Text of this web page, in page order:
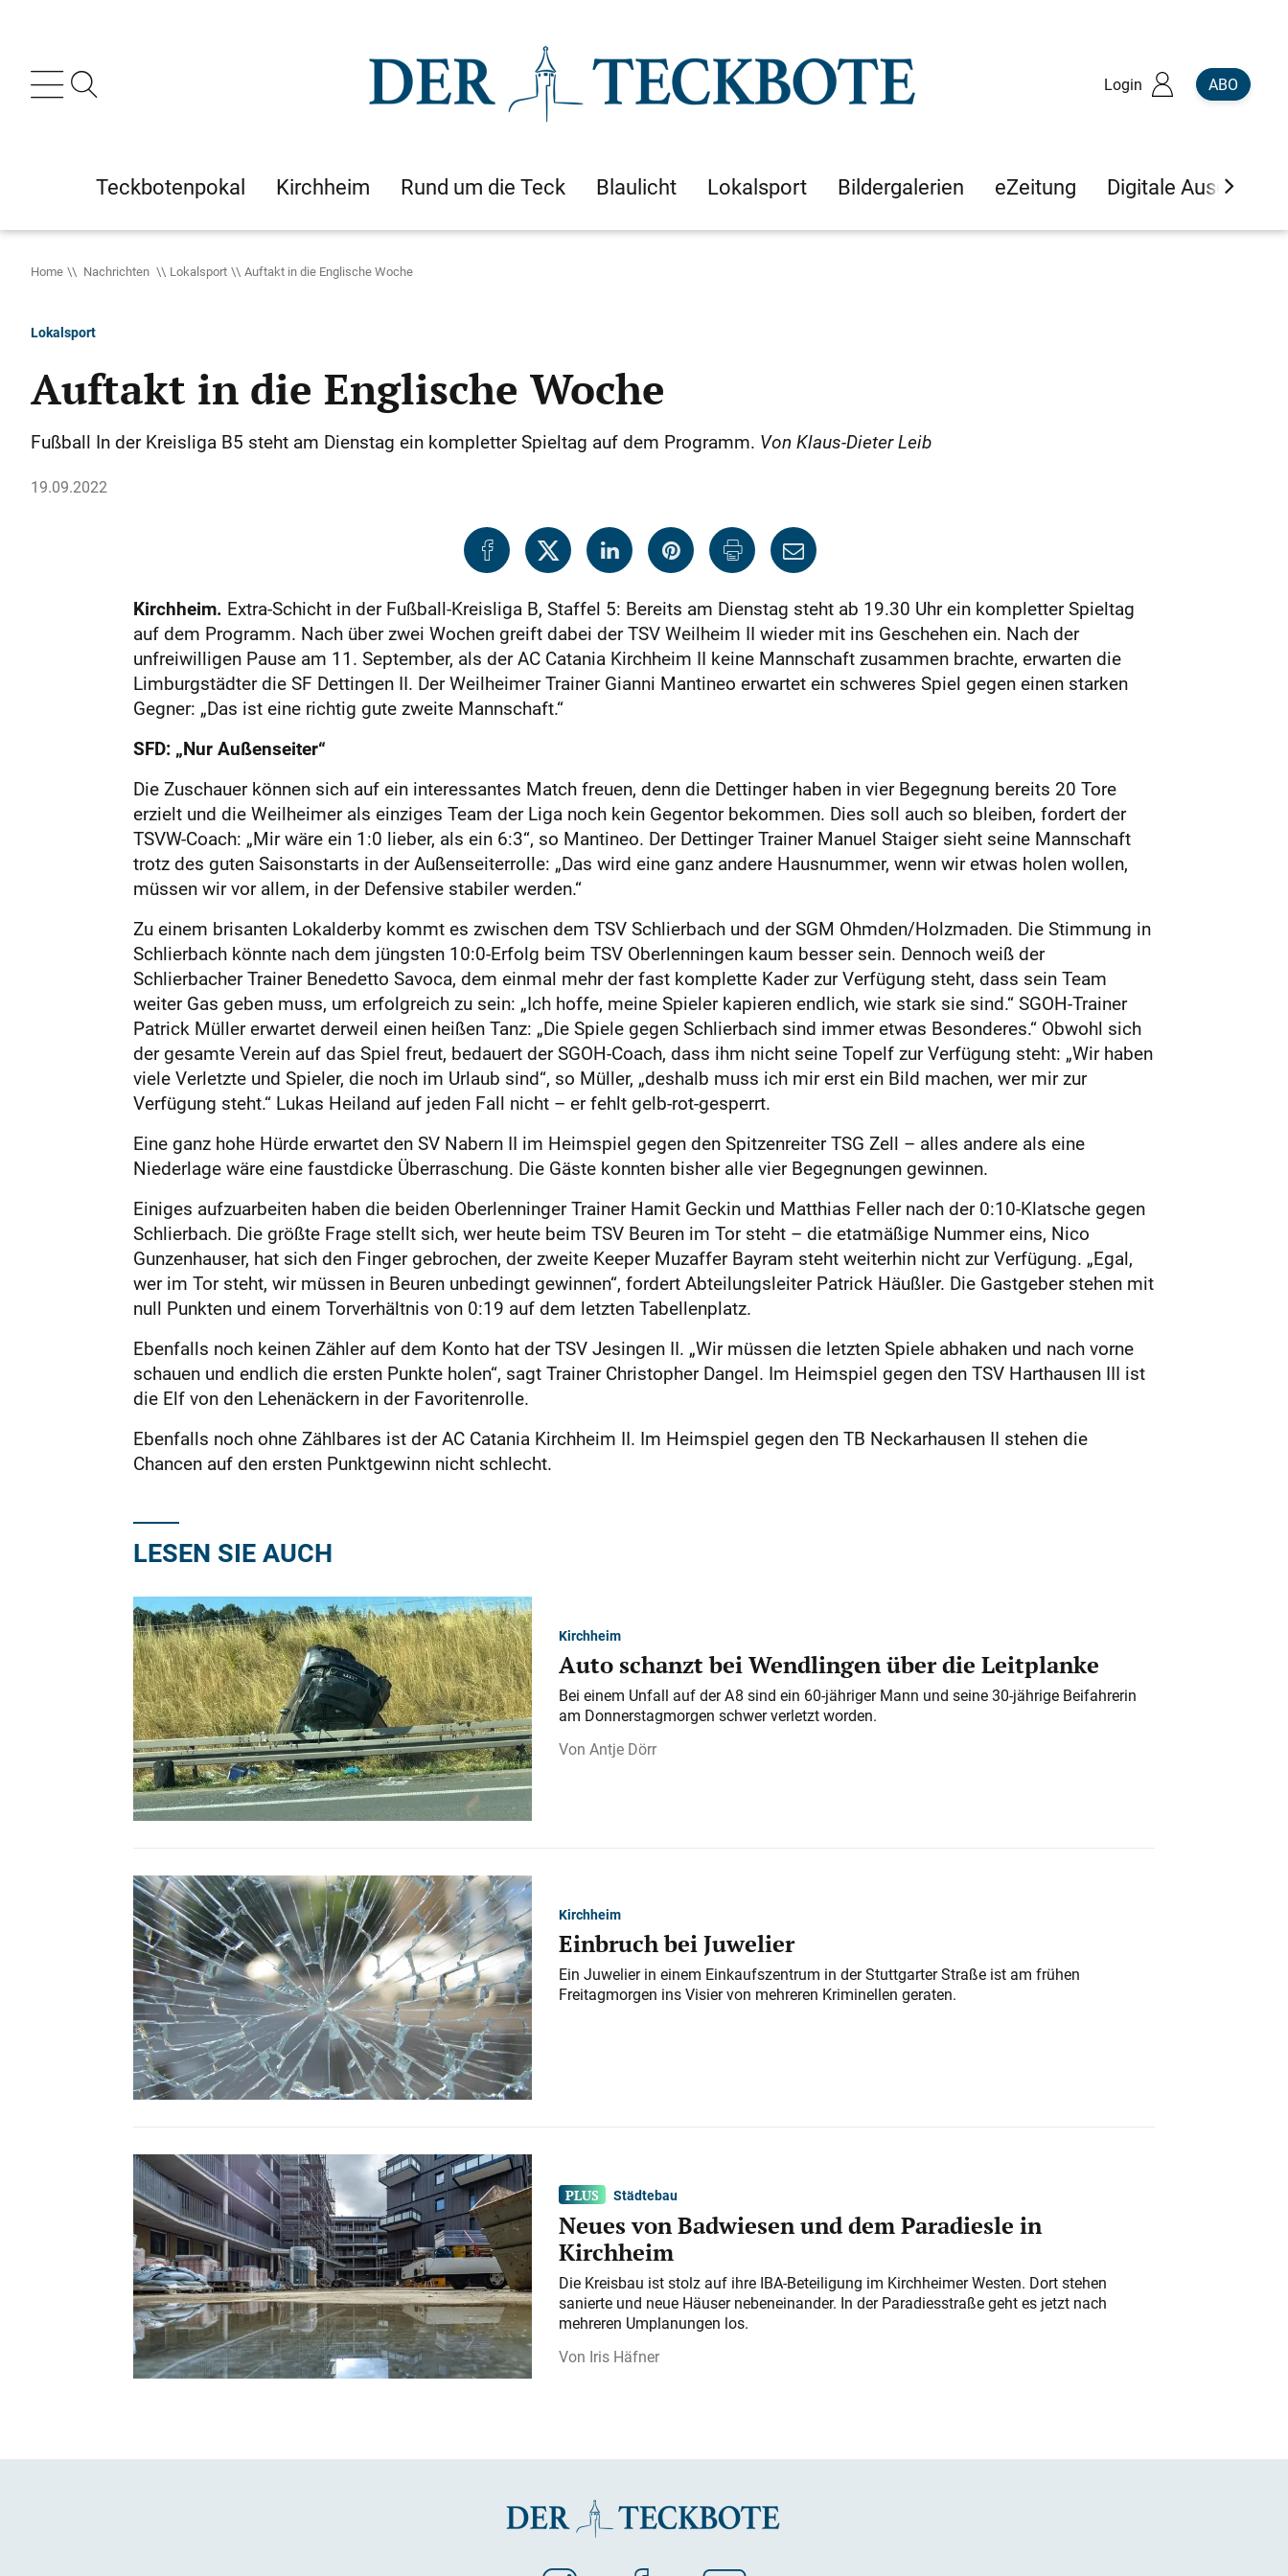
Login ABO
Teckbotenpokal Kirchheim Rund um die Teck Blaulicht Lokalsport Bildergalerien eZeitung Digitale Ausgaben
Home Nachrichten Lokalsport Auftakt in die Englische Woche
Lokalsport
Auftakt in die Englische Woche
Fußball In der Kreisliga B5 steht am Dienstag ein kompletter Spieltag auf dem Programm. Von Klaus-Dieter Leib
19.09.2022
Kirchheim. Extra-Schicht in der Fußball-Kreisliga B, Staffel 5: Bereits am Dienstag steht ab 19.30 Uhr ein kompletter Spieltag
auf dem Programm. Nach über zwei Wochen greift dabei der TSV Weilheim II wieder mit ins Geschehen ein. Nach der
unfreiwilligen Pause am 11. September, als der AC Catania Kirchheim II keine Mannschaft zusammen brachte, erwarten die
Limburgstädter die SF Dettingen II. Der Weilheimer Trainer Gianni Mantineo erwartet ein schweres Spiel gegen einen starken
Gegner: „Das ist eine richtig gute zweite Mannschaft.“
SFD: „Nur Außenseiter“
Die Zuschauer können sich auf ein interessantes Match freuen, denn die Dettinger haben in vier Begegnung bereits 20 Tore
erzielt und die Weilheimer als einziges Team der Liga noch kein Gegentor bekommen. Dies soll auch so bleiben, fordert der
TSVW-Coach: „Mir wäre ein 1:0 lieber, als ein 6:3“, so Mantineo. Der Dettinger Trainer Manuel Staiger sieht seine Mannschaft
trotz des guten Saisonstarts in der Außenseiterrolle: „Das wird eine ganz andere Hausnummer, wenn wir etwas holen wollen,
müssen wir vor allem, in der Defensive stabiler werden.“
Zu einem brisanten Lokalderby kommt es zwischen dem TSV Schlierbach und der SGM Ohmden/Holzmaden. Die Stimmung in
Schlierbach könnte nach dem jüngsten 10:0-Erfolg beim TSV Oberlenningen kaum besser sein. Dennoch weiß der
Schlierbacher Trainer Benedetto Savoca, dem einmal mehr der fast komplette Kader zur Verfügung steht, dass sein Team
weiter Gas geben muss, um erfolgreich zu sein: „Ich hoffe, meine Spieler kapieren endlich, wie stark sie sind.“ SGOH-Trainer
Patrick Müller erwartet derweil einen heißen Tanz: „Die Spiele gegen Schlierbach sind immer etwas Besonderes.“ Obwohl sich
der gesamte Verein auf das Spiel freut, bedauert der SGOH-Coach, dass ihm nicht seine Topelf zur Verfügung steht: „Wir haben
viele Verletzte und Spieler, die noch im Urlaub sind“, so Müller, „deshalb muss ich mir erst ein Bild machen, wer mir zur
Verfügung steht.“ Lukas Heiland auf jeden Fall nicht – er fehlt gelb-rot-gesperrt.
Eine ganz hohe Hürde erwartet den SV Nabern II im Heimspiel gegen den Spitzenreiter TSG Zell – alles andere als eine
Niederlage wäre eine faustdicke Überraschung. Die Gäste konnten bisher alle vier Begegnungen gewinnen.
Einiges aufzuarbeiten haben die beiden Oberlenninger Trainer Hamit Geckin und Matthias Feller nach der 0:10-Klatsche gegen
Schlierbach. Die größte Frage stellt sich, wer heute beim TSV Beuren im Tor steht – die etatmäßige Nummer eins, Nico
Gunzenhauser, hat sich den Finger gebrochen, der zweite Keeper Muzaffer Bayram steht weiterhin nicht zur Verfügung. „Egal,
wer im Tor steht, wir müssen in Beuren unbedingt gewinnen“, fordert Abteilungsleiter Patrick Häußler. Die Gastgeber stehen mit
null Punkten und einem Torverhältnis von 0:19 auf dem letzten Tabellenplatz.
Ebenfalls noch keinen Zähler auf dem Konto hat der TSV Jesingen II. „Wir müssen die letzten Spiele abhaken und nach vorne
schauen und endlich die ersten Punkte holen“, sagt Trainer Christopher Dangel. Im Heimspiel gegen den TSV Harthausen III ist
die Elf von den Lehenäckern in der Favoritenrolle.
Ebenfalls noch ohne Zählbares ist der AC Catania Kirchheim II. Im Heimspiel gegen den TB Neckarhausen II stehen die
Chancen auf den ersten Punktgewinn nicht schlecht.
LESEN SIE AUCH
Kirchheim
Auto schanzt bei Wendlingen über die Leitplanke
Bei einem Unfall auf der A 8 sind ein 60-jähriger Mann und seine 30-jährige Beifahrerin
am Donnerstagmorgen schwer verletzt worden.
Antje Dörr
Kirchheim
Einbruch bei Juwelier
Ein Juwelier in einem Einkaufszentrum in der Stuttgarter Straße ist am frühen
Freitagmorgen ins Visier von mehreren Kriminellen geraten.
Städtebau
Neues von Badwiesen und dem Paradiesle in
Kirchheim
Die Kreisbau ist stolz auf ihre IBA-Beteiligung im Kirchheimer Westen. Dort stehen
sanierte und neue Häuser nebeneinander. In der Paradiesstraße geht es jetzt nach
mehreren Umplanungen los.
Iris Häfner